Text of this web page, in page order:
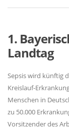
1.
Landtag
Sepsis wird künftig
Kreislauf-
Menschen in
zu 50.000
Vorsitzender des